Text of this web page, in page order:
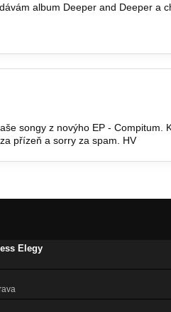
album Deeper and Deeper a
songy z novýho EP - Compitum.
přízeň a sorry za spam. HV
Elegy